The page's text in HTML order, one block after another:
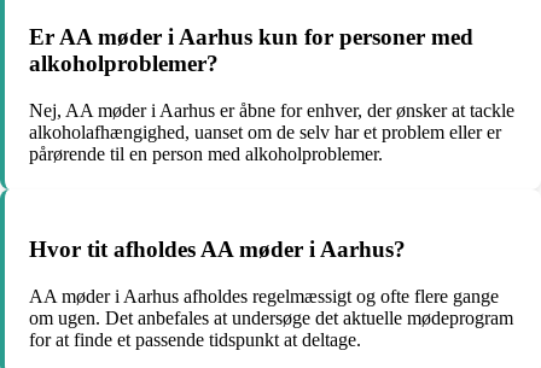
Er AA møder i Aarhus kun for personer med
alkoholproblemer?
Nej, AA møder i Aarhus er åbne for enhver, der ønsker at tackle
alkoholafhængighed, uanset om de selv har et problem eller er
pårørende til en person med alkoholproblemer.
Hvor tit afholdes AA møder i Aarhus?
AA møder i Aarhus afholdes regelmæssigt og ofte flere gange
om ugen. Det anbefales at undersøge det aktuelle mødeprogram
for at finde et passende tidspunkt at deltage.